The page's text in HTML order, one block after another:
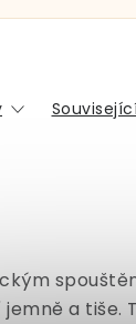
a tiše.